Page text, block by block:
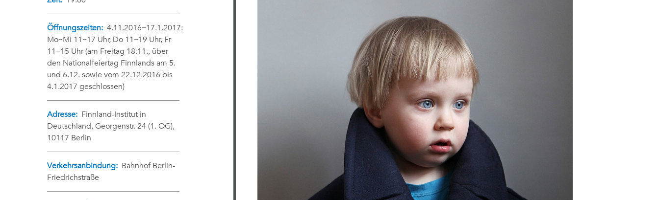
Öffnungszeiten: 4.11.2016−17.1.2017:
Mo−Mi 11−17 Uhr, Do 11−19 Uhr, Fr
11−15 Uhr (am Freitag 18.11., über
den Nationalfeiertag Finnlands am 5.
und 6.12. sowie vom 22.12.2016 bis
4.1.2017 geschlossen)
Adresse: Finnland-Institut in
Deutschland, Georgenstr. 24 (1. OG),
10117 Berlin
Verkehrsanbindung: Bahnhof Berlin-
Friedrichstraße